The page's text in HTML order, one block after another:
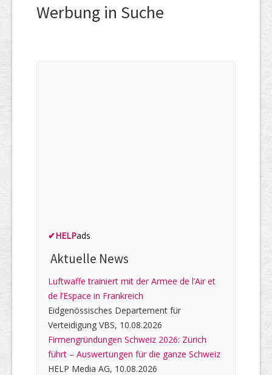
Werbung in Suche
✔HELPads
Aktuelle News
Luftwaffe trainiert mit der Armee de l’Air et
de l’Espace in Frankreich
Eidgenössisches Departement für
Verteidigung VBS, 10.08.2026
Firmengründungen Schweiz 2026: Zürich
führt – Auswertungen für die ganze Schweiz
HELP Media AG, 10.08.2026